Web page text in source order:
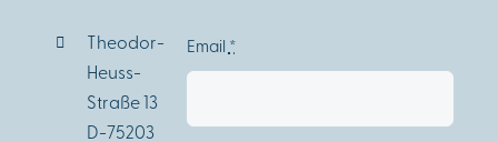
Theodor-
Heuss-
Straße 13
D-75203
Email *